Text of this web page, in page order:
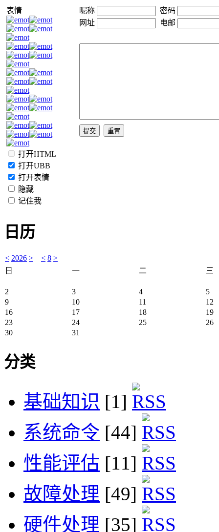
表情
打开HTML
打开UBB
打开表情
隐藏
记住我
昵称
密码
网址
电邮
日历
< 2026 > < 8 >
日
一 二 三
2 3 4
5
9
10 11
12
16
17 18
19
23
24 25
26
30
31
分类
基础知识 [1]
系统命令 [44]
性能评估 [11]
故障处理 [49]
硬件处理 [35]